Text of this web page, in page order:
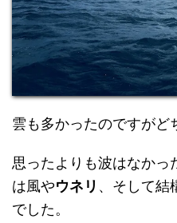
雲も多かったのですがど
思ったよりも波はなかっ
は風やウネリ 、そして結
でした。